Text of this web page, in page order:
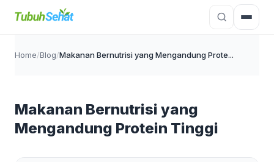
Home/Blog/Makanan Bernutrisi yang Mengandung Prote...
Makanan Bernutrisi yang
Mengandung Protein Tinggi